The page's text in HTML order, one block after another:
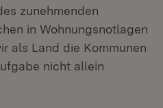
zunehmenden
in Wohnungsnotlagen
als Land die Kommunen
nicht allein